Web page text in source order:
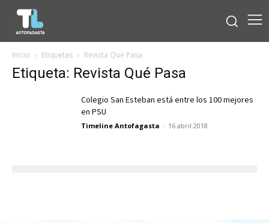
Inicio Etiquetas Revista Qué Pasa
Etiqueta: Revista Qué Pasa
Colegio San Esteban está entre los 100 mejores
en PSU
Timeline Antofagasta - 16 abril 2018